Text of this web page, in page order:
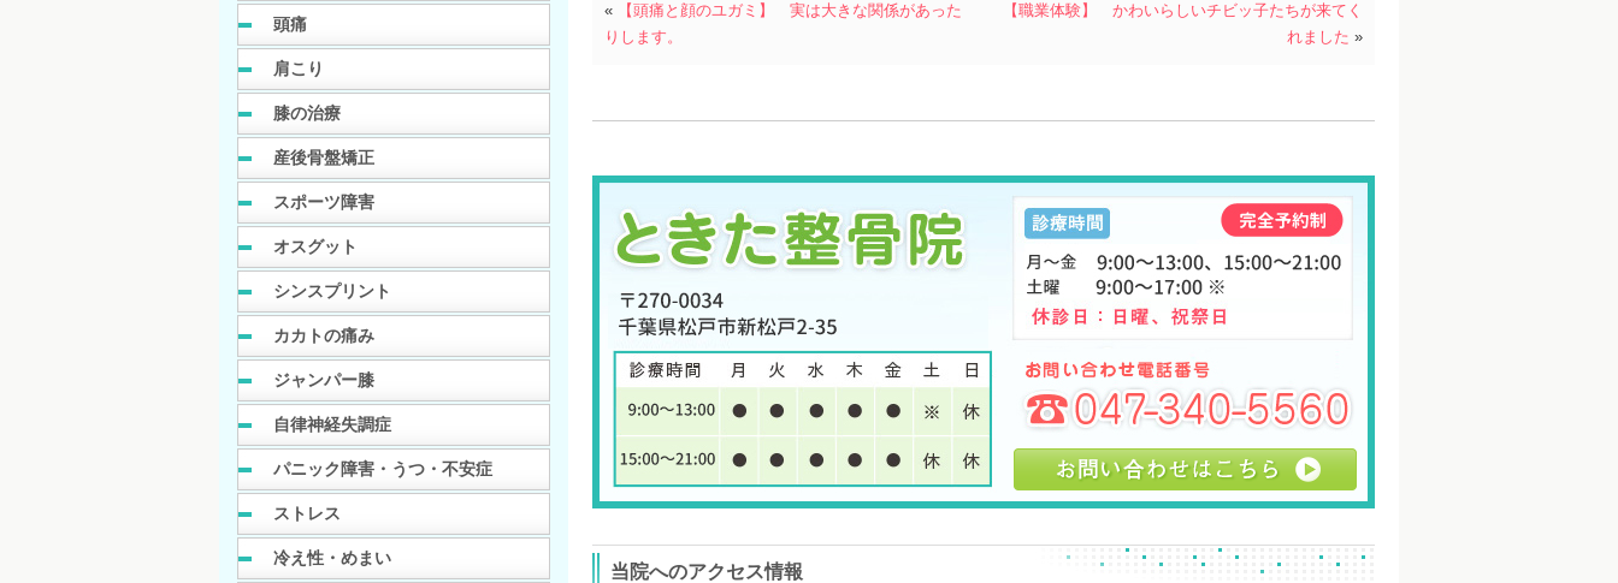
【職業体験】 かわいらしいチビッ子たちが来てく
れました »
«
【頭痛と顔のユガミ】 実は大きな関係があった
りします。
当院へのアクセス情報
頭痛
肩こり
膝の治療
産後骨盤矯正
スポーツ障害
オスグット
シンスプリント
カカトの痛み
ジャンパー膝
自律神経失調症
パニック障害・うつ・不安症
ストレス
冷え性・めまい